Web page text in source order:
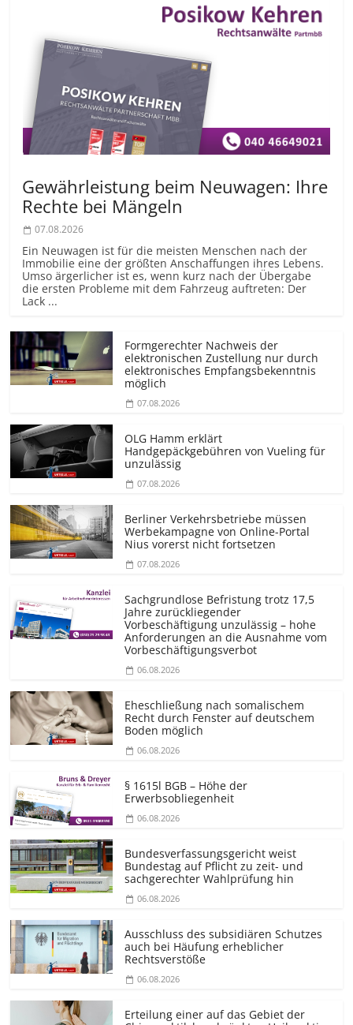
Gewährleistung beim Neuwagen: Ihre
Rechte bei Mängeln
07.08.2026
Ein Neuwagen ist für die meisten Menschen nach der
Immobilie eine der größten Anschaffungen ihres Lebens.
Umso ärgerlicher ist es, wenn kurz nach der Übergabe
die ersten Probleme mit dem Fahrzeug auftreten: Der
Lack ...
Formgerechter Nachweis der
elektronischen Zustellung nur durch
elektronisches Empfangsbekenntnis
möglich
07.08.2026
OLG Hamm erklärt
Handgepäckgebühren von Vueling für
unzulässig
07.08.2026
Berliner Verkehrsbetriebe müssen
Werbekampagne von Online-Portal
Nius vorerst nicht fortsetzen
07.08.2026
Sachgrundlose Befristung trotz 17,5
Jahre zurückliegender
Vorbeschäftigung unzulässig – hohe
Anforderungen an die Ausnahme vom
Vorbeschäf­tigungsverbot
06.08.2026
Eheschließung nach somalischem
Recht durch Fenster auf deutschem
Boden möglich
06.08.2026
§ 1615l BGB – Höhe der
Erwerbsobliegenheit
06.08.2026
Bundesver­fassungsgericht weist
Bundestag auf Pflicht zu zeit- und
sachgerechter Wahlprüfung hin
06.08.2026
Ausschluss des subsidiären Schutzes
auch bei Häufung erheblicher
Rechtsverstöße
06.08.2026
Erteilung einer auf das Gebiet der